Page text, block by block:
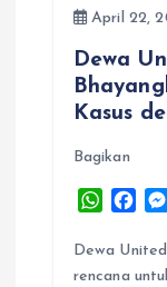
April 22,
Dewa
Kasus
Bagikan
W
a
t
c
e
Dewa
rencana